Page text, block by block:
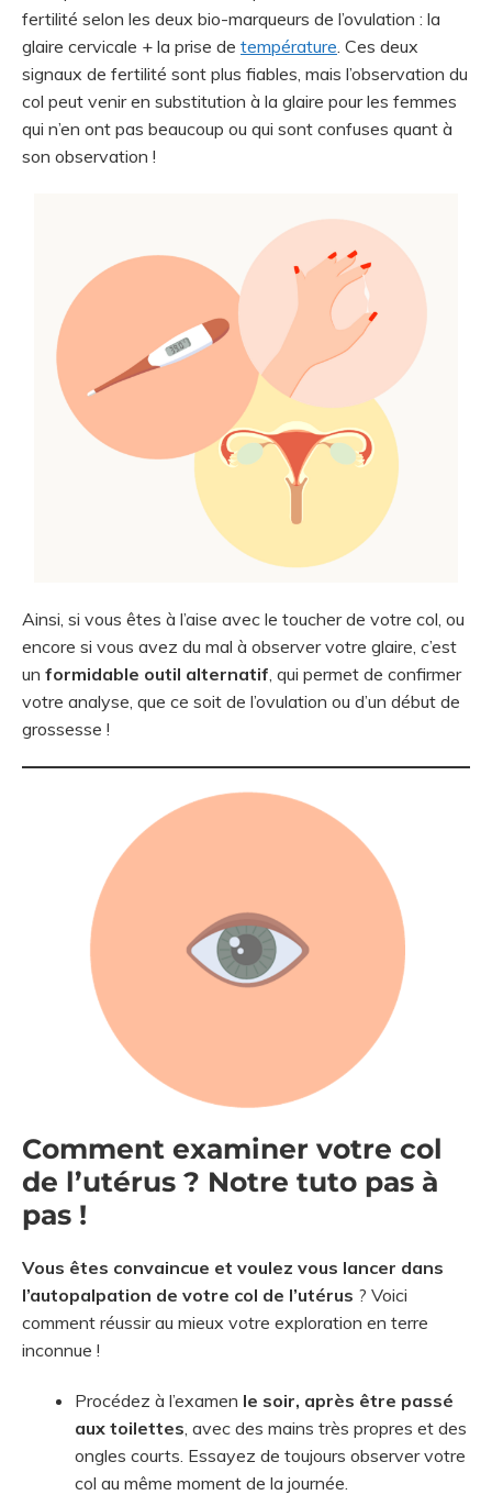
fertilité selon les deux bio-marqueurs de l’ovulation : la
glaire cervicale + la prise de température. Ces deux
signaux de fertilité sont plus fiables, mais l’observation du
col peut venir en substitution à la glaire pour les femmes
qui n’en ont pas beaucoup ou qui sont confuses quant à
son observation !
Ainsi, si vous êtes à l’aise avec le toucher de votre col, ou
encore si vous avez du mal à observer votre glaire, c’est
un formidable outil alternatif , qui permet de confirmer
votre analyse, que ce soit de l’ovulation ou d’un début de
grossesse !
Comment examiner votre col
de l’utérus ? Notre tuto pas à
pas !
Vous êtes convaincue et voulez vous lancer dans
l’autopalpation de votre col de l’utérus ? Voici
comment réussir au mieux votre exploration en terre
inconnue !
Procédez à l’examen le soir, après être passé
aux toilettes , avec des mains très propres et des
ongles courts. Essayez de toujours observer votre
col au même moment de la journée.